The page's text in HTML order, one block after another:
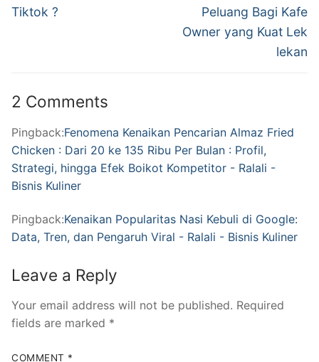
Tiktok ?
Peluang Bagi Kafe
Owner yang Kuat Lek
lekan
2 Comments
Pingback:Fenomena Kenaikan Pencarian Almaz Fried
Chicken : Dari 20 ke 135 Ribu Per Bulan : Profil,
Strategi, hingga Efek Boikot Kompetitor - Ralali -
Bisnis Kuliner
Pingback:Kenaikan Popularitas Nasi Kebuli di Google:
Data, Tren, dan Pengaruh Viral - Ralali - Bisnis Kuliner
Leave a Reply
Your email address will not be published. Required
fields are marked *
COMMENT *